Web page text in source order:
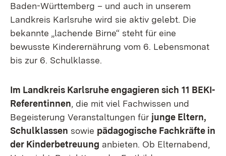
Baden-Württemberg – und auch in unserem
Landkreis Karlsruhe wird sie aktiv gelebt. Die
bekannte „lachende Birne“ steht für eine
bewusste Kinderernährung vom 6. Lebensmonat
bis zur 6. Schulklasse.
Im Landkreis Karlsruhe engagieren sich 11 BEKI-
Referentinnen, die mit viel Fachwissen und
Begeisterung Veranstaltungen für junge Eltern,
Schulklassen sowie pädagogische Fachkräfte in
der Kinderbetreuung anbieten. Ob Elternabend,